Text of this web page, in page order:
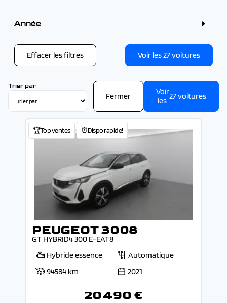
Gris (9)
Blanc (6)
Noir (4)
Rouge (2)
Vert (1)
Année
Effacer les filtres Voir les27voitures
Trier par
Fermer
Voir
les 27voitures
🏆Top ventes ⏰Dispo rapide!
PEUGEOT 3008
GT HYBRID4 300 E-EAT8
Hybride essence
Automatique
94584 km
2021
20 490 €